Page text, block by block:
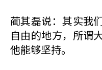
蔺其磊说：其实我
自由的地方，所谓
他能够坚持。